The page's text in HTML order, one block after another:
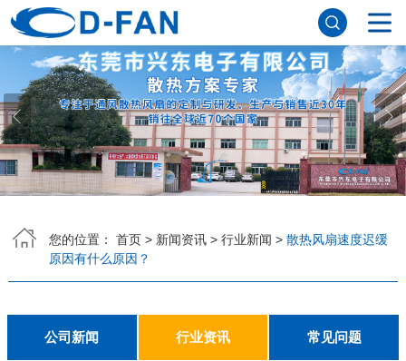
网站首页
关于香蕉APP下载安装污免费
公司简介
董事长寄语
发展历程
公司优势
企业文化
荣誉资质
企业风采
仪器设备
视频中心
产品中心
应用案例
工程案例
解决方案
公司新闻
行业资讯
常见问题
您的位置： 首页> 新闻资讯> 行业新闻 > 散热风扇速度迟缓
原因有什么原因？
公司新闻 行业资讯 常见问题